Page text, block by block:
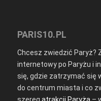
PARIS10.PL
Chcesz zwiedzić Paryż?
internetowy po Paryżu i
się, gdzie zatrzymać się
do centrum miasta i co